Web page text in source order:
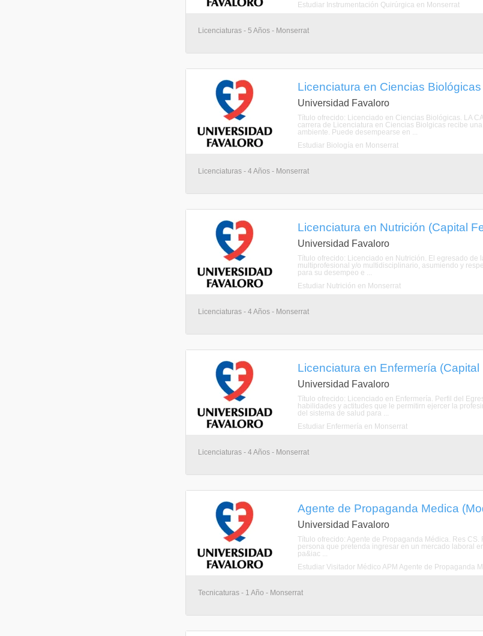
Estudiar Instrumentación Quirúrgica en Monserrat
Licenciaturas - 5 Años - Monserrat
Licenciatura en Ciencias
Universidad Favaloro
Título ofrecido: Licenciado en Ciencias Biológicas. LA
carrera de Licenciatura en Ciencias Biolgicas recibe
ambiente. Puede desempearse en ...
Estudiar Biología en Monserrat
Licenciaturas - 4 Años - Monserrat
Licenciatura en Nutrición (Capital
Universidad Favaloro
Título ofrecido: Licenciado en Nutrición. El egresado
multiprofesional y/o multidisciplinario, asumiendo y
para su desempeo e ...
Estudiar Nutrición en Monserrat
Licenciaturas - 4 Años - Monserrat
Licenciatura en Enfermería (Capital
Universidad Favaloro
Título ofrecido: Licenciado en Enfermería. Perfil del
habilidades y actitudes que le permitirn ejercer la
del sistema de salud para ...
Estudiar Enfermería en Monserrat
Licenciaturas - 4 Años - Monserrat
Agente de Propaganda Medica
Universidad Favaloro
Título ofrecido: Agente de Propaganda Médica. Res
persona que pretenda ingresar en un mercado laboral
pa&iac ...
Estudiar Visitador Médico APM Agente de Propaganda
Tecnicaturas - 1 Año - Monserrat